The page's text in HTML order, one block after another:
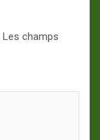
Les champs